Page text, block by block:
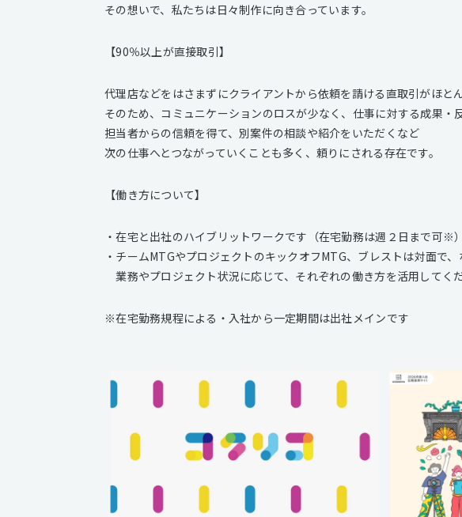
その想いで、私たちは日々制作に向き合っています。
【90％以上が直接取引】
代理店などをはさまずにクライアントから依頼を請ける直取引がほとん
そのため、コミュニケーションのロスが少なく、仕事に対する成果・
担当者からの信頼を得て、別案件の相談や紹介をいただくなど
次の仕事へとつながっていくことも多く、頼りにされる存在です。
【働き方について】
・在宅と出社のハイブリットワークです（在宅勤務は週２日まで可※）
・チームMTGやプロジェクトのキックオフMTG、ブレストは対面で、
業務やプロジェクト状況に応じて、それぞれの働き方を活用してく
※在宅勤務規程による・入社から一定期間は出社メインです